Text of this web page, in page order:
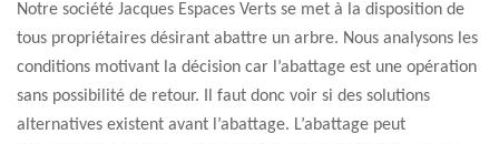
Notre société Jacques Espaces Verts se met à la disposition de
tous propriétaires désirant abattre un arbre. Nous analysons les
conditions motivant la décision car l’abattage est une opération
sans possibilité de retour. Il faut donc voir si des solutions
alternatives existent avant l’abattage. L’abattage peut